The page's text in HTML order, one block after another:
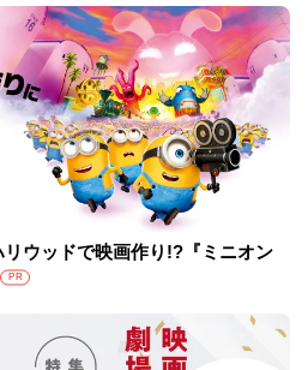
ウッドで映画作り!?『ミニオン
PR